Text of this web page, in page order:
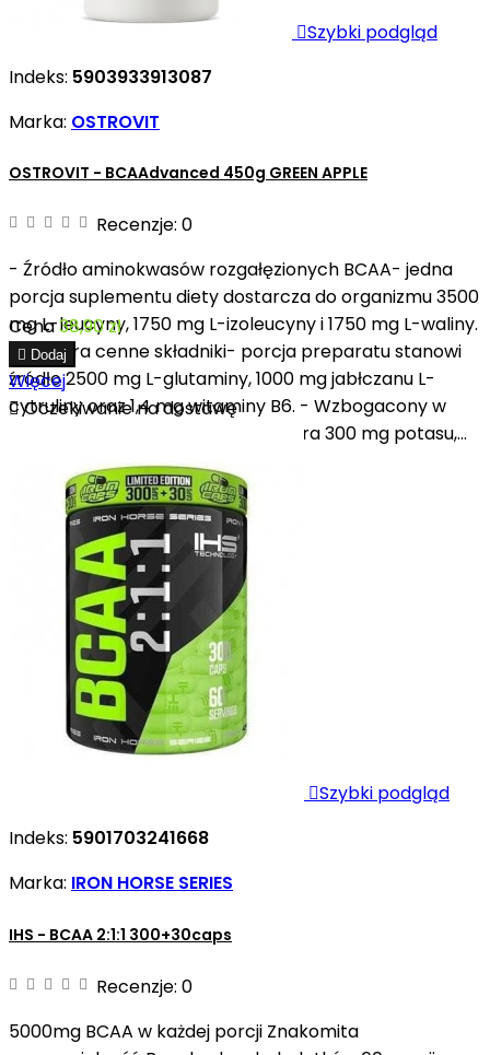
Szybki podgląd
Indeks: 5903933913087
Marka: OSTROVIT
OSTROVIT - BCAAdvanced 450g GREEN APPLE
Recenzje: 0
- Źródło aminokwasów rozgałęzionych BCAA- jedna
porcja suplementu diety dostarcza do organizmu 3500
mg L-leucyny, 1750 mg L-izoleucyny i 1750 mg L-waliny.
- Zawiera cenne składniki- porcja preparatu stanowi
źródło 2500 mg L-glutaminy, 1000 mg jabłczanu L-
cytruliny oraz 1,4 mg witaminy B6. - Wzbogacony w
elektrolity- porcja produktu zawiera 300 mg potasu,...
Cena38,90 zł
 Dodaj
Więcej
Oczekiwanie na dostawę
Szybki podgląd
Indeks: 5901703241668
Marka: IRON HORSE SERIES
IHS - BCAA 2:1:1 300+30caps
Recenzje: 0
5000mg BCAA w każdej porcji Znakomita